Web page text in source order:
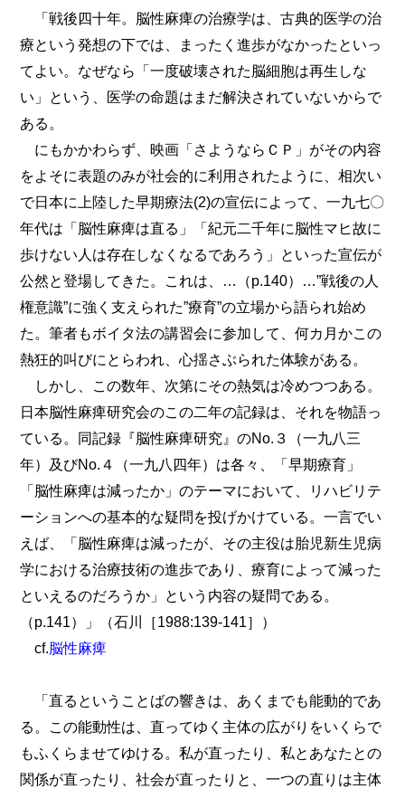
「戦後四十年。脳性麻痺の治療学は、古典的医学の治
療という発想の下では、まったく進歩がなかったといっ
てよい。なぜなら「一度破壊された脳細胞は再生しな
い」という、医学の命題はまだ解決されていないからで
ある。
にもかかわらず、映画「さようならＣＰ」がその内容
をよそに表題のみが社会的に利用されたように、相次い
で日本に上陸した早期療法(2)の宣伝によって、一九七〇
年代は「脳性麻痺は直る」「紀元二千年に脳性マヒ故に
歩けない人は存在しなくなるであろう」といった宣伝が
公然と登場してきた。これは、…（p.140）…”戦後の人
権意識”に強く支えられた”療育”の立場から語られ始め
た。筆者もボイタ法の講習会に参加して、何カ月かこの
熱狂的叫びにとらわれ、心揺さぶられた体験がある。
しかし、この数年、次第にその熱気は冷めつつある。
日本脳性麻痺研究会のこの二年の記録は、それを物語っ
ている。同記録『脳性麻痺研究』のNo.３（一九八三
年）及びNo.４（一九八四年）は各々、「早期療育」
「脳性麻痺は減ったか」のテーマにおいて、リハビリテ
ーションへの基本的な疑問を投げかけている。一言でい
えば、「脳性麻痺は減ったが、その主役は胎児新生児病
学における治療技術の進歩であり、療育によって減った
といえるのだろうか」という内容の疑問である。
（p.141）」（石川［1988:139-141］）
cf. 脳性麻痺
「直るということばの響きは、あくまでも能動的であ
る。この能動性は、直ってゆく主体の広がりをいくらで
もふくらませてゆける。私が直ったり、私とあなたとの
関係が直ったり、社会が直ったりと、一つの直りは主体